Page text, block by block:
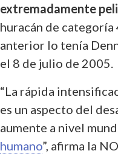
extremadamente
huracán de categoría
anterior lo tenía
el 8 de julio de 2005.
“La rápida
es un aspecto del
aumente a nivel
humano”, afirma la